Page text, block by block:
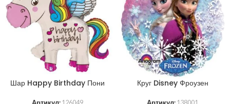
Шар Happy Birthday Пони Круг Disney Фроузен